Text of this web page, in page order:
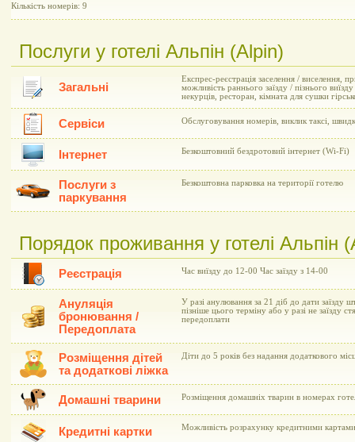
Кількість номерів: 9
Послуги у готелі Альпін (Alpin)
Загальні
Експрес-реєстрація заселення / виселення,
можливість раннього заїзду / пізнього
некурців, ресторан, кімната для сушки
Сервіси Обслуговування номерів, виклик таксі,
Інтернет Безкоштовний бездротовий інтернет (Wi-Fi)
Послуги з
паркування
Безкоштовна парковка на території готелю
Порядок проживання у готелі Альпін
Реєстрація Час виїзду до 12-00 Час заїзду з 14-00
Ануляція
бронювання /
Передоплата
У разі анулювання за 21 діб до дати заїзду
пізніше цього терміну або у разі не заїзду
передоплати
Розміщення дітей
та додаткові ліжка
Діти до 5 років без надання додаткового
Домашні тварини Розміщення домашніх тварин в номерах
Кредитні картки Можливість розрахунку кредитними